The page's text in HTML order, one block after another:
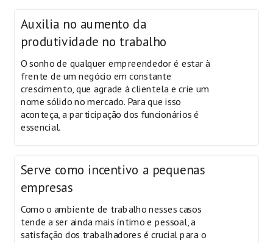
Auxilia no aumento da
produtividade no trabalho
O sonho de qualquer empreendedor é estar à
frente de um negócio em constante
crescimento, que agrade à clientela e crie um
nome sólido no mercado. Para que isso
aconteça, a participação dos funcionários é
essencial.
Serve como incentivo a pequenas
empresas
Como o ambiente de trabalho nesses casos
tende a ser ainda mais íntimo e pessoal, a
satisfação dos trabalhadores é crucial para o